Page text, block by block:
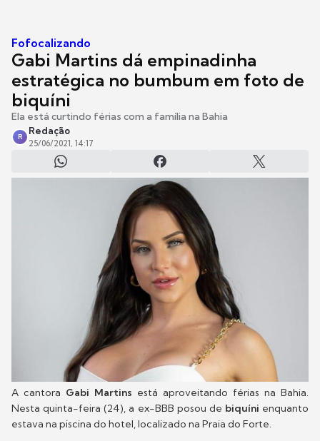
Fofocalizando
Gabi Martins dá empinadinha
estratégica no bumbum em foto de
biquíni
Ela está curtindo férias com a família na Bahia
R
Redação
25/06/2021, 14:17
A cantora Gabi Martins está aproveitando férias na Bahia.
Nesta quinta-feira (24), a ex-BBB posou de biquíni enquanto
estava na piscina do hotel, localizado na Praia do Forte.